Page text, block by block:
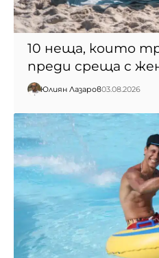
10 неща, които
преди среща с
Юлиян Лазаров03.08.2026